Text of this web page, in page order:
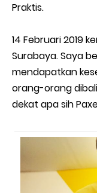
Praktis.
14 Februari 2019
Surabaya. Saya
mendapatkan
orang-orang
dekat apa sih